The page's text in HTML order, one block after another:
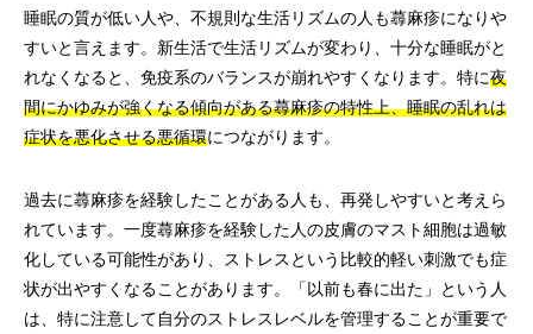
睡眠の質が低い人や、不規則な生活リズムの人も蕁麻疹になりや
すいと言えます。新生活で生活リズムが変わり、十分な睡眠がと
れなくなると、免疫系のバランスが崩れやすくなります。特に夜
間にかゆみが強くなる傾向がある蕁麻疹の特性上、睡眠の乱れは
症状を悪化させる悪循環につながります。
過去に蕁麻疹を経験したことがある人も、再発しやすいと考えら
れています。一度蕁麻疹を経験した人の皮膚のマスト細胞は過敏
化している可能性があり、ストレスという比較的軽い刺激でも症
状が出やすくなることがあります。「以前も春に出た」という人
は、特に注意して自分のストレスレベルを管理することが重要で